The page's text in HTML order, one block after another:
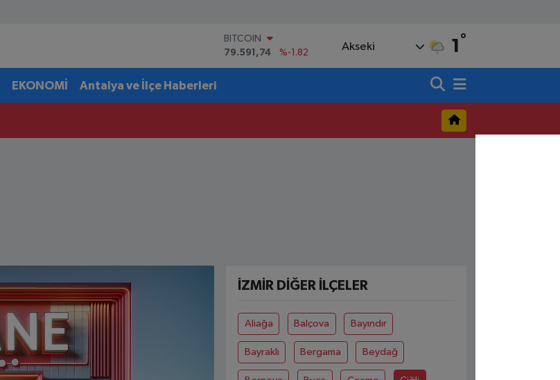
BITCOIN
79.591,74
%-1.82
DOLAR
61,60380
%0.18
Akseki 1 °
EKONOMİ Antalya ve İlçe Haberleri
İZMIR DIĞER İLÇELER
Aliağa Balçova Bayındır
Bayraklı Bergama Beydağ